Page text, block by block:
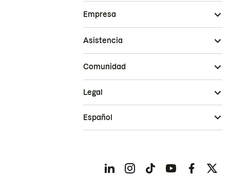
Empresa
Asistencia
Comunidad
Legal
Español